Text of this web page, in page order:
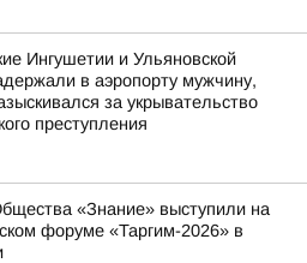
Ингушетии и Ульяновской
в аэропорту мужчину,
за укрывательство
преступления
«Знание» выступили на
форуме «Таргим-2026» в